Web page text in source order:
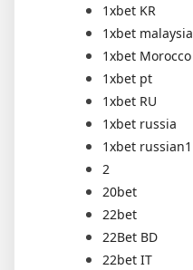
1xbet KR
1xbet malaysia
1xbet Morocco
1xbet pt
1xbet RU
1xbet russia
1xbet russian1
2
20bet
22bet
22Bet BD
22bet IT